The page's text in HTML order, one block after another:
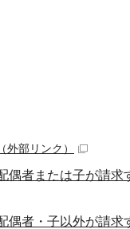
（外部リンク）
者または子が請求
者・子以外が請求